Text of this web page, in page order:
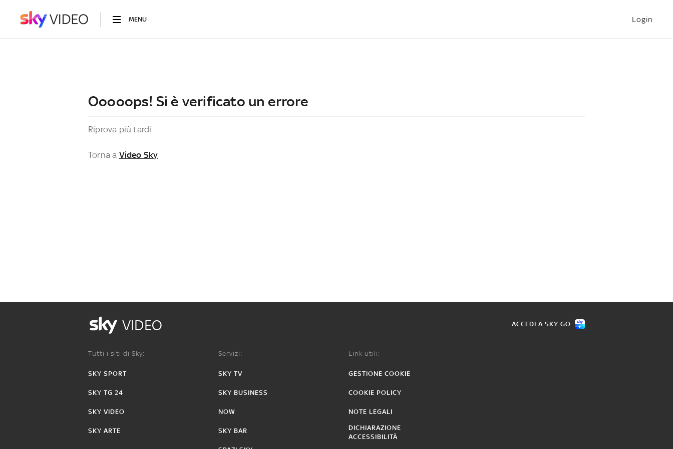
MENU Login
Ooooops! Si è verificato un errore
Riprova più tardi
Torna a Video Sky
VIDEO ACCEDI A SKY GO
Tutti i siti di Sky:
SKY SPORT
SKY TG 24
SKY VIDEO
SKY ARTE
Servizi:
SKY TV
SKY BUSINESS
NOW
SKY BAR
Link utili:
GESTIONE COOKIE
COOKIE POLICY
NOTE LEGALI
DICHIARAZIONE
ACCESSIBILITÀ